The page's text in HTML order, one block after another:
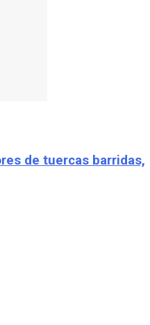
de tuercas barridas,